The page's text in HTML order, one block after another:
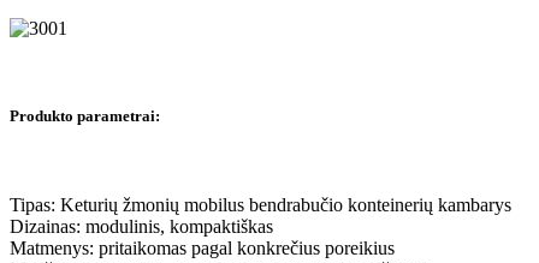
Produkto parametrai:
Tipas: Keturių žmonių mobilus bendrabučio konteinerių kambarys
Dizainas: modulinis, kompaktiškas
Matmenys: pritaikomas pagal konkrečius poreikius